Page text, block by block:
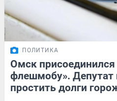
ПОЛИТИКА
Омск присоединился
флешмобу». Депутат
простить долги